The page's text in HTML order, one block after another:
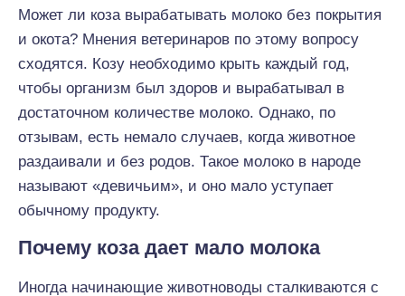
Может ли коза вырабатывать молоко без покрытия
и окота? Мнения ветеринаров по этому вопросу
сходятся. Козу необходимо крыть каждый год,
чтобы организм был здоров и вырабатывал в
достаточном количестве молоко. Однако, по
отзывам, есть немало случаев, когда животное
раздаивали и без родов. Такое молоко в народе
называют «девичьим», и оно мало уступает
обычному продукту.
Почему коза дает мало молока
Иногда начинающие животноводы сталкиваются с